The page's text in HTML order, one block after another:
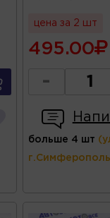
цена за 2 шт
495.00
-
больше 4 шт